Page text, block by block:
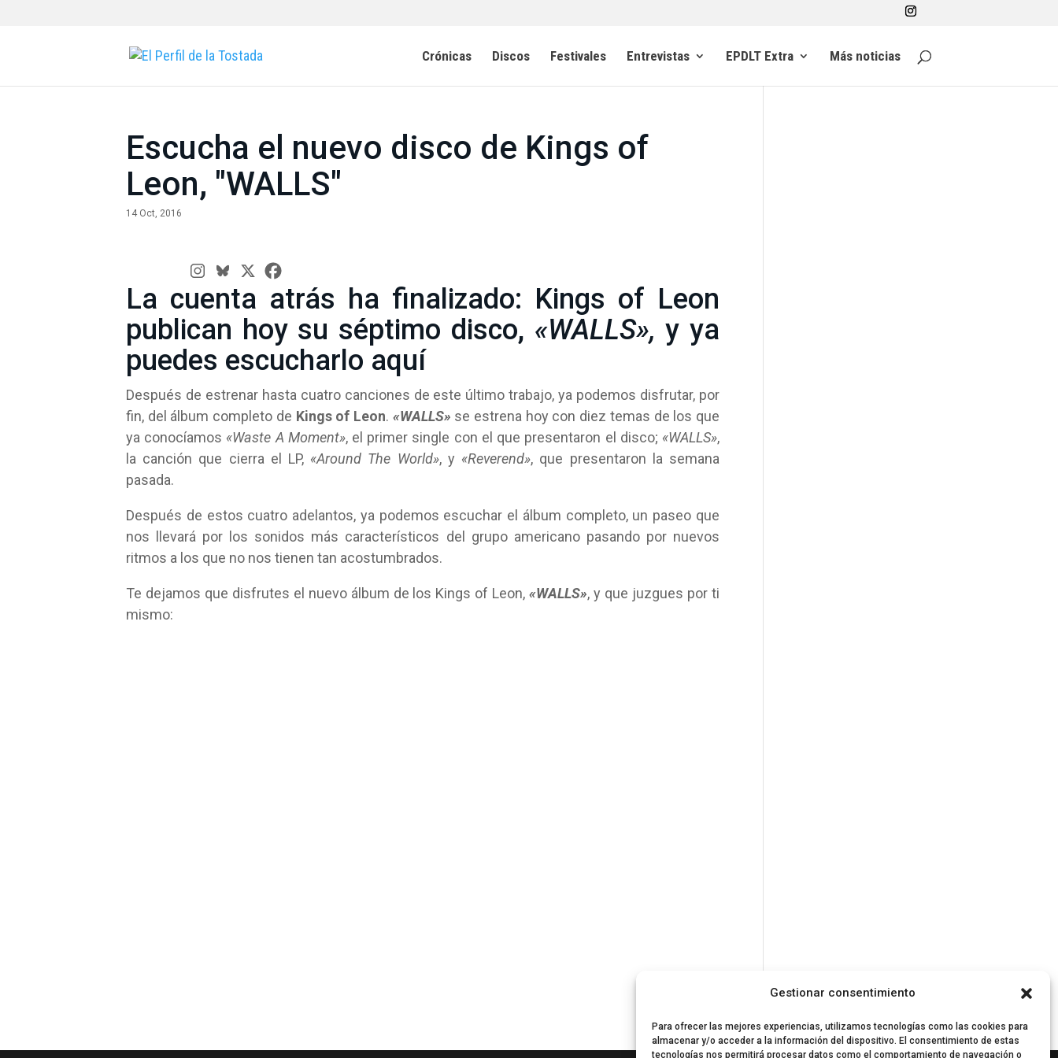
Gestionar consentimiento
Para ofrecer las mejores experiencias, utilizamos tecnologías como las cookies para
almacenar y/o acceder a la información del dispositivo. El consentimiento de estas
tecnologías nos permitirá procesar datos como el comportamiento de navegación o
Crónicas Discos Festivales Entrevistas EPDLT Extra Más noticias
Escucha el nuevo disco de Kings of
Leon, "WALLS"
14 Oct, 2016
La cuenta atrás ha finalizado: Kings of Leon
publican hoy su séptimo disco, «WALLS», y ya
puedes escucharlo aquí
Después de estrenar hasta cuatro canciones de este último trabajo, ya podemos disfrutar, por
fin, del álbum completo de Kings of Leon. «WALLS» se estrena hoy con diez temas de los que
ya conocíamos «Waste A Moment», el primer single con el que presentaron el disco; «WALLS»,
la canción que cierra el LP, «Around The World», y «Reverend», que presentaron la semana
pasada.
Después de estos cuatro adelantos, ya podemos escuchar el álbum completo, un paseo que
nos llevará por los sonidos más característicos del grupo americano pasando por nuevos
ritmos a los que no nos tienen tan acostumbrados.
Te dejamos que disfrutes el nuevo álbum de los Kings of Leon,«WALLS», y que juzgues por ti
mismo: